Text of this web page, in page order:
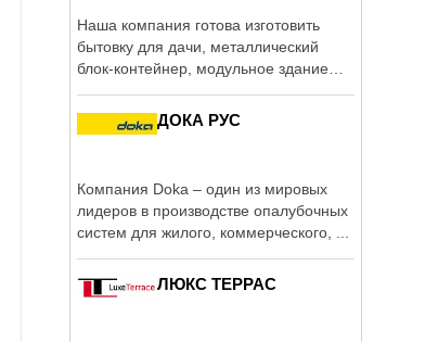
Наша компания готова изготовить
бытовку для дачи, металлический
блок-контейнер, модульное здание
ДОКА РУС
Компания Doka – один из мировых
лидеров в производстве опалубочных
систем для жилого, коммерческого, ...
ЛЮКС ТЕРРАС